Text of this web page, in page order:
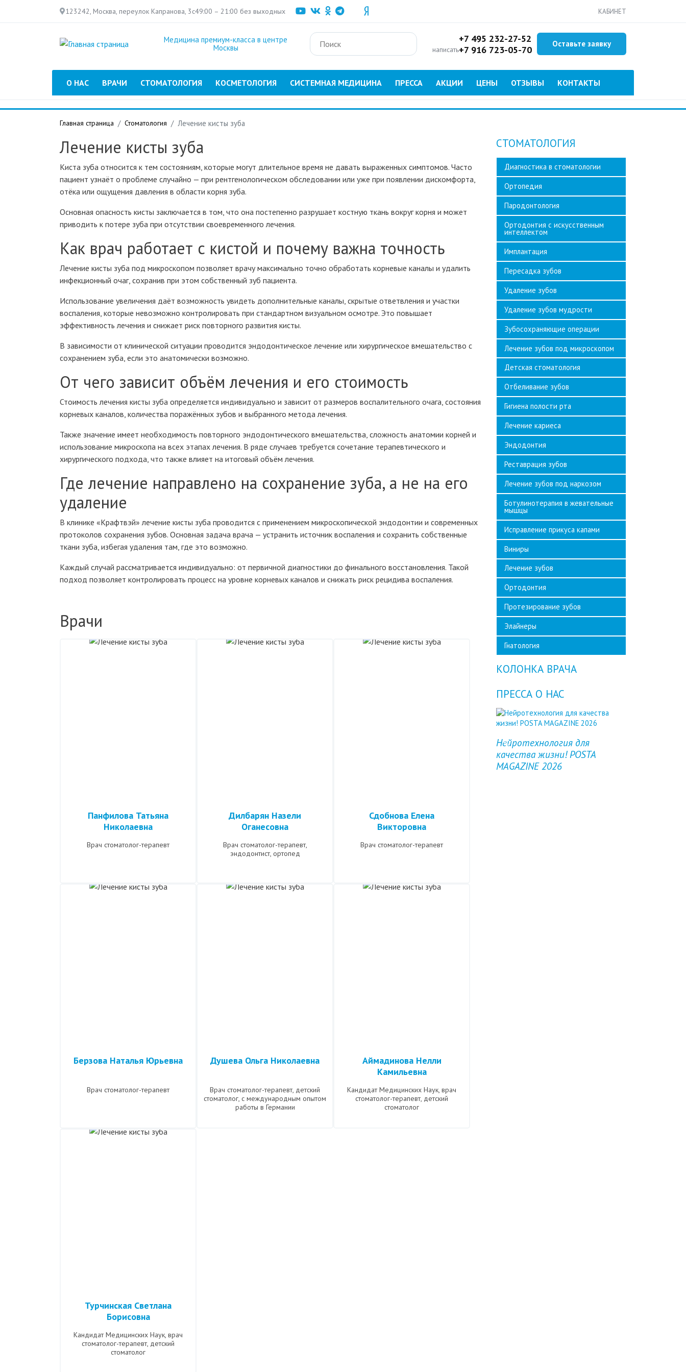
Перейти
основному
123242, Москва, переулок Капранова, 3с49:00 – 21:00 без выходных КАБИНЕТ
Медицина премиум-класса в центре
Москвы
+7 495 232-27-52
написать+7 916 723-05-70 Оставьте заявку
О НАС ВРАЧИ СТОМАТОЛОГИЯ КОСМЕТОЛОГИЯ СИСТЕМНАЯ МЕДИЦИНА ПРЕССА АКЦИИ ЦЕНЫ ОТЗЫВЫ КОНТАКТЫ
Главная страница Стоматология Лечение кисты зуба
Лечение кисты зуба
Киста зуба относится к тем состояниям, которые могут длительное время не давать выраженных симптомов. Часто
пациент узнаёт о проблеме случайно — при рентгенологическом обследовании или уже при появлении дискомфорта,
отёка или ощущения давления в области корня зуба.
Основная опасность кисты заключается в том, что она постепенно разрушает костную ткань вокруг корня и может
приводить к потере зуба при отсутствии своевременного лечения.
Как врач работает с кистой и почему важна точность
Лечение кисты зуба под микроскопом позволяет врачу максимально точно обработать корневые каналы и удалить
инфекционный очаг, сохранив при этом собственный зуб пациента.
Использование увеличения даёт возможность увидеть дополнительные каналы, скрытые ответвления и участки
воспаления, которые невозможно контролировать при стандартном визуальном осмотре. Это повышает
эффективность лечения и снижает риск повторного развития кисты.
В зависимости от клинической ситуации проводится эндодонтическое лечение или хирургическое вмешательство с
сохранением зуба, если это анатомически возможно.
От чего зависит объём лечения и его стоимость
Стоимость лечения кисты зуба определяется индивидуально и зависит от размеров воспалительного очага, состояния
корневых каналов, количества поражённых зубов и выбранного метода лечения.
Также значение имеет необходимость повторного эндодонтического вмешательства, сложность анатомии корней и
использование микроскопа на всех этапах лечения. В ряде случаев требуется сочетание терапевтического и
хирургического подхода, что также влияет на итоговый объём лечения.
Где лечение направлено на сохранение зуба, а не на его
удаление
В клинике «Крафтвэй» лечение кисты зуба проводится с применением микроскопической эндодонтии и современных
протоколов сохранения зубов. Основная задача врача — устранить источник воспаления и сохранить собственные
ткани зуба, избегая удаления там, где это возможно.
Каждый случай рассматривается индивидуально: от первичной диагностики до финального восстановления. Такой
подход позволяет контролировать процесс на уровне корневых каналов и снижать риск рецидива воспаления.
Врачи
Панфилова Татьяна
Николаевна
Врач стоматолог-терапевт
Дилбарян Назели
Оганесовна
Врач стоматолог-терапевт,
эндодонтист, ортопед
Сдобнова Елена
Викторовна
Врач стоматолог-терапевт
Берзова Наталья Юрьевна
Врач стоматолог-терапевт
Душева Ольга Николаевна
Врач стоматолог-терапевт, детский
стоматолог, с международным опытом
работы в Германии
Аймадинова Нелли
Камильевна
Кандидат Медицинских Наук, врач
стоматолог-терапевт, детский
стоматолог
Турчинская Светлана
Борисовна
Кандидат Медицинских Наук, врач
стоматолог-терапевт, детский
стоматолог
СТОМАТОЛОГИЯ
Диагностика в стоматологии
Ортопедия
Пародонтология
Ортодонтия с искусственным
интеллектом
Имплантация
Пересадка зубов
Удаление зубов
Удаление зубов мудрости
Зубосохраняющие операции
Лечение зубов под микроскопом
Детская стоматология
Отбеливание зубов
Гигиена полости рта
Лечение кариеса
Эндодонтия
Реставрация зубов
Лечение зубов под наркозом
Ботулинотерапия в жевательные
мышцы
Исправление прикуса капами
Виниры
Лечение зубов
Ортодонтия
Протезирование зубов
Элайнеры
Гнатология
КОЛОНКА ВРАЧА
ПРЕССА О НАС
Нейротехнология для
качества жизни! POSTA
MAGAZINE 2026
Previous